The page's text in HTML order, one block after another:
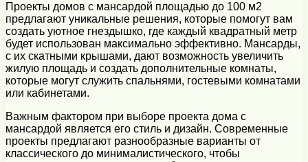
Проекты домов с мансардой площадью до 100 м2
предлагают уникальные решения, которые помогут вам
создать уютное гнездышко, где каждый квадратный метр
будет использован максимально эффективно. Мансарды,
с их скатными крышами, дают возможность увеличить
жилую площадь и создать дополнительные комнаты,
которые могут служить спальнями, гостевыми комнатами
или кабинетами.
Важным фактором при выборе проекта дома с
мансардой является его стиль и дизайн. Современные
проекты предлагают разнообразные варианты от
классического до минималистического, чтобы